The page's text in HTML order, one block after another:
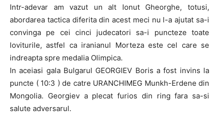
Intr-adevar am vazut un alt Ionut Gheorghe, totusi,
abordarea tactica diferita din acest meci nu l-a ajutat sa-i
convinga pe cei cinci judecatori sa-i puncteze toate
loviturile, astfel ca iranianul Morteza este cel care se
indreapta spre medalia Olimpica.
In aceiasi gala Bulgarul GEORGIEV Boris a fost invins la
puncte ( 10:3 ) de catre URANCHIMEG Munkh-Erdene din
Mongolia. Georgiev a plecat furios din ring fara sa-si
salute adversarul.